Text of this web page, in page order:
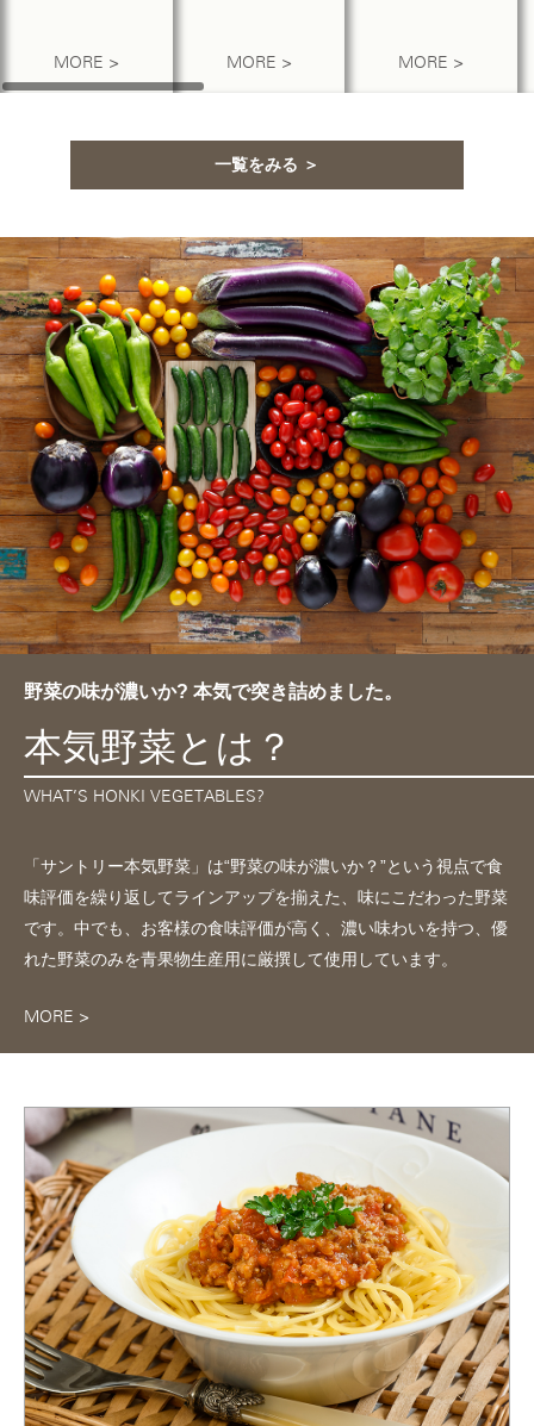
MORE > MORE > MORE >
一覧をみる ＞
野菜の味が濃いか? 本気で突き詰めました。
本気野菜とは？
WHAT’S HONKI VEGETABLES?
「サントリー本気野菜」は“野菜の味が濃いか？”という視点で食
味評価を繰り返してラインアップを揃えた、味にこだわった野菜
です。中でも、お客様の食味評価が高く、濃い味わいを持つ、優
れた野菜のみを青果物生産用に厳撰して使用しています。
MORE >